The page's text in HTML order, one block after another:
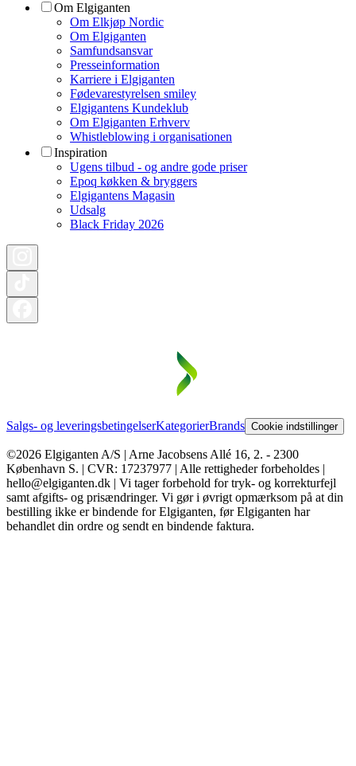
Om Elgiganten
Om Elkjøp Nordic
Om Elgiganten
Samfundsansvar
Presseinformation
Karriere i Elgiganten
Fødevarestyrelsen smiley
Elgigantens Kundeklub
Om Elgiganten Erhverv
Whistleblowing i organisationen
Inspiration
Ugens tilbud - og andre gode priser
Epoq køkken & bryggers
Elgigantens Magasin
Udsalg
Black Friday 2026
Salgs- og leveringsbetingelserKategorierBrands Cookie indstillinger
©2026 Elgiganten A/S | Arne Jacobsens Allé 16, 2. - 2300
København S. | CVR: 17237977 | Alle rettigheder forbeholdes |
hello@elgiganten.dk | Vi tager forbehold for tryk- og korrekturfejl
samt afgifts- og prisændringer. Vi gør i øvrigt opmærksom på at din
bestilling ikke er bindende for Elgiganten, før Elgiganten har
behandlet din ordre og sendt en bindende faktura.